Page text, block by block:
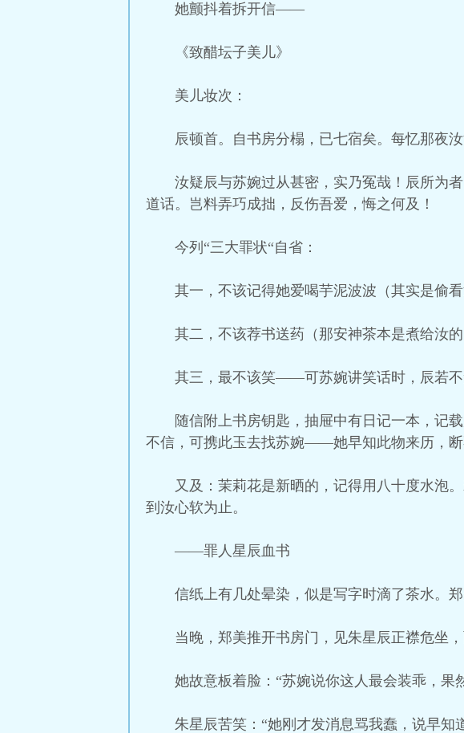
她颤抖着拆开信——
《致醋坛子美儿》
美儿妆次：
辰顿首。自书房分榻，已七宿矣。每忆那夜
汝疑辰与苏婉过从甚密，实乃冤哉！辰所为
道话。岂料弄巧成拙，反伤吾爱，悔之何及！
今列“三大罪状“自省：
其一，不该记得她爱喝芋泥波波（其实是偷
其二，不该荐书送药（那安神茶本是煮给汝
其三，最不该笑——可苏婉讲笑话时，辰若不
随信附上书房钥匙，抽屉中有日记一本，记
不信，可携此玉去找苏婉——她早知此物来历，断
又及：茉莉花是新晒的，记得用八十度水泡
到汝心软为止。
——罪人星辰血书
信纸上有几处晕染，似是写字时滴了茶水。
当晚，郑美推开书房门，见朱星辰正襟危坐，
她故意板着脸：“苏婉说你这人最会装乖，果
朱星辰苦笑：“她刚才发消息骂我蠢，说早